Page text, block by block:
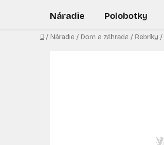
Náradie Polobotky
Domov
/ Náradie / Dom a záhrada / Rebríky /